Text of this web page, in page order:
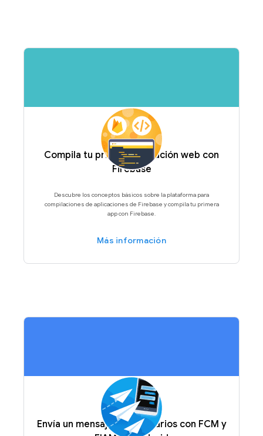
Compila tu primera aplicación web con
Firebase
Descubre los conceptos básicos sobre la plataforma para
compilaciones de aplicaciones de Firebase y compila tu primera
app con Firebase.
Más información
Envía un mensaje a tus usuarios con FCM y